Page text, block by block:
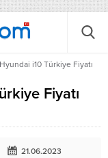
i10 Türkiye Fiyatı
Fiyatı
21.06.2023